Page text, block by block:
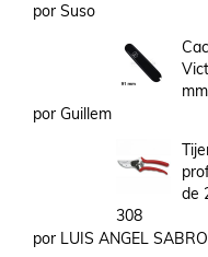
por Suso
por Guillem
de
308
por LUIS ANGEL